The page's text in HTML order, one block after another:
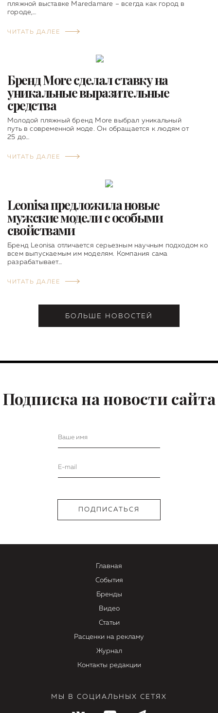
пляжной выставке Maredamare – всегда как город в
городе,…
ЧИТАТЬ ДАЛЕЕ
Бренд More сделал ставку на
уникальные выразительные
средства
Молодой пляжный бренд More выбрал уникальный
путь в современной моде. Он обращается к людям от
25 до…
ЧИТАТЬ ДАЛЕЕ
Leonisa предложила новые
мужские модели с особыми
свойствами
Бренд Leonisa отличается серьезным научным подходом ко
всем выпускаемым им моделям. Компания сама
разрабатывает…
ЧИТАТЬ ДАЛЕЕ
БОЛЬШЕ НОВОСТЕЙ
Подписка на новости сайта
Главная
События
Бренды
Видео
Статьи
Расценки на рекламу
Журнал
Контакты редакции
МЫ В СОЦИАЛЬНЫХ СЕТЯХ